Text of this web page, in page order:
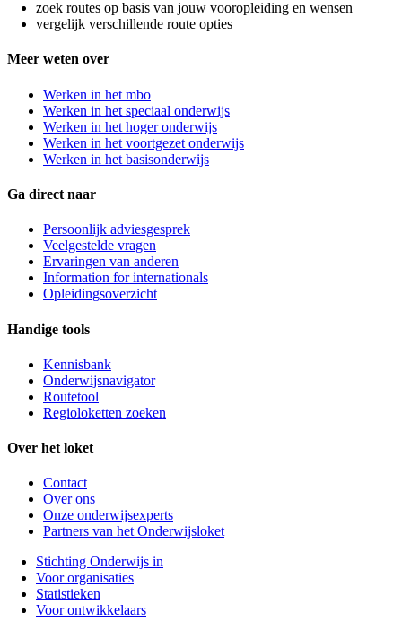
zoek routes op basis van jouw vooropleiding en wensen
vergelijk verschillende route opties
Meer weten over
Werken in het mbo
Werken in het speciaal onderwijs
Werken in het hoger onderwijs
Werken in het voortgezet onderwijs
Werken in het basisonderwijs
Ga direct naar
Persoonlijk adviesgesprek
Veelgestelde vragen
Ervaringen van anderen
Information for internationals
Opleidingsoverzicht
Handige tools
Kennisbank
Onderwijsnavigator
Routetool
Regioloketten zoeken
Over het loket
Contact
Over ons
Onze onderwijsexperts
Partners van het Onderwijsloket
Stichting Onderwijs in
Voor organisaties
Statistieken
Voor ontwikkelaars